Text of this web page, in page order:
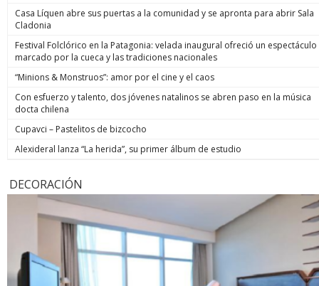
Casa Líquen abre sus puertas a la comunidad y se apronta para abrir Sala
Cladonia
Festival Folclórico en la Patagonia: velada inaugural ofreció un espectáculo
marcado por la cueca y las tradiciones nacionales
“Minions & Monstruos”: amor por el cine y el caos
Con esfuerzo y talento, dos jóvenes natalinos se abren paso en la música
docta chilena
Cupavci – Pastelitos de bizcocho
Alexideral lanza “La herida”, su primer álbum de estudio
DECORACIÓN